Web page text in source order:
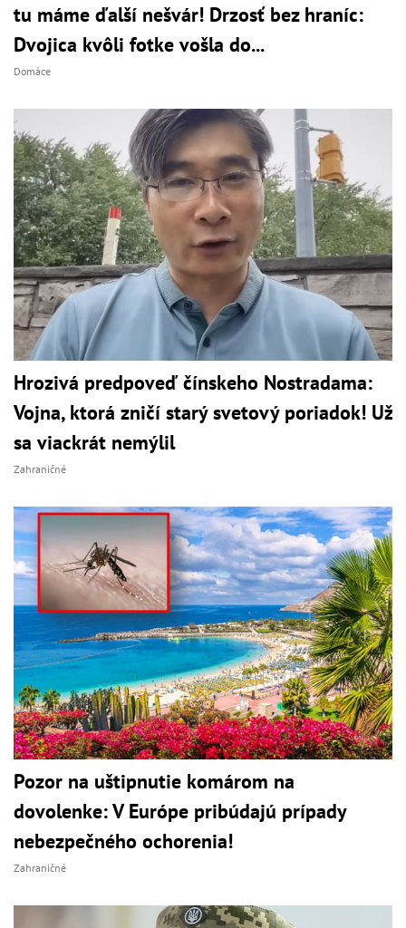
tu máme ďalší nešvár! Drzosť bez hraníc:
Dvojica kvôli fotke vošla do...
Domáce
Hrozivá predpoveď čínskeho Nostradama:
Vojna, ktorá zničí starý svetový poriadok! Už
sa viackrát nemýlil
Zahraničné
Pozor na uštipnutie komárom na
dovolenke: V Európe pribúdajú prípady
nebezpečného ochorenia!
Zahraničné